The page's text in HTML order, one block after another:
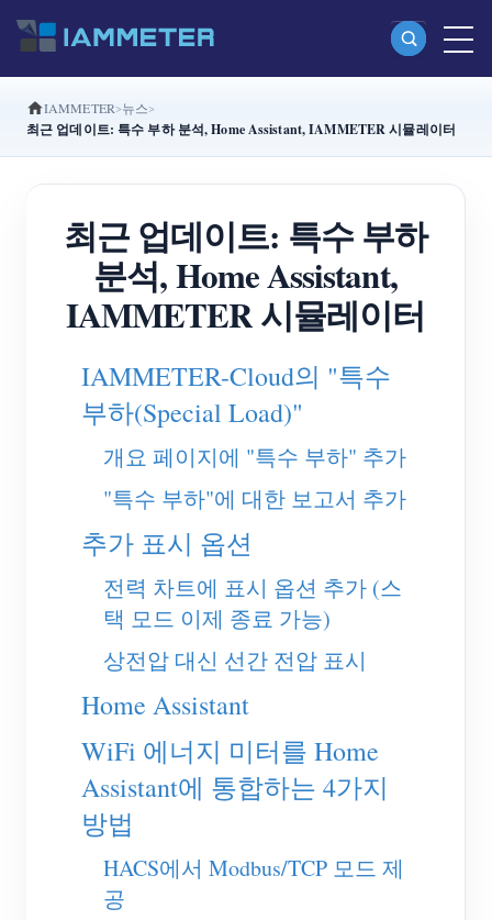
제품
삼상 Wi-Fi 에너지 계량기 (WEM3080T)
삼상 Wi-Fi 에너지 계량기 (WEM3046T)
삼상 Wi-Fi 에너지 계량기 (WEM3050T)
WiFi 전력 컨트롤러
IAMMETER Cloud Pro
셀프 호스팅 서비스
EV 충전기
IAMMETER 시뮬레이터
가상 계량기
에너지 예측 및 시뮬레이션 시스템
애플리케이션
태양광 PV 시스템 에너지 모니터
전기 사용량 모니터
PV 히터 제어 시스템
홈 자동화
공장 에너지 모니터링
스토어
리소스
제품 빠른 시작
튜토리얼 비디오
커뮤니티
기여자 프로그램
기여자 센터
솔루션
문의
IAMMETER 뉴스
최근 업데이트: 특수 부하 분석, Home Assistant, IAMMETER 시뮬레이터
최근 업데이트: 특수 부하
분석, Home Assistant,
IAMMETER 시뮬레이터
IAMMETER-Cloud의 "특수
부하(Special Load)"
개요 페이지에 "특수 부하" 추가
"특수 부하"에 대한 보고서 추가
추가 표시 옵션
전력 차트에 표시 옵션 추가 (스
택 모드 이제 종료 가능)
상전압 대신 선간 전압 표시
Home Assistant
WiFi 에너지 미터를 Home
Assistant에 통합하는 4가지
방법
HACS에서 Modbus/TCP 모드 제
공